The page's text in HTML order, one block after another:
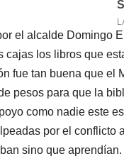
el alcalde Domingo
cajas los libros que
fue tan buena que el
pesos para que la
como nadie este
por el conflicto
sino que aprendían.